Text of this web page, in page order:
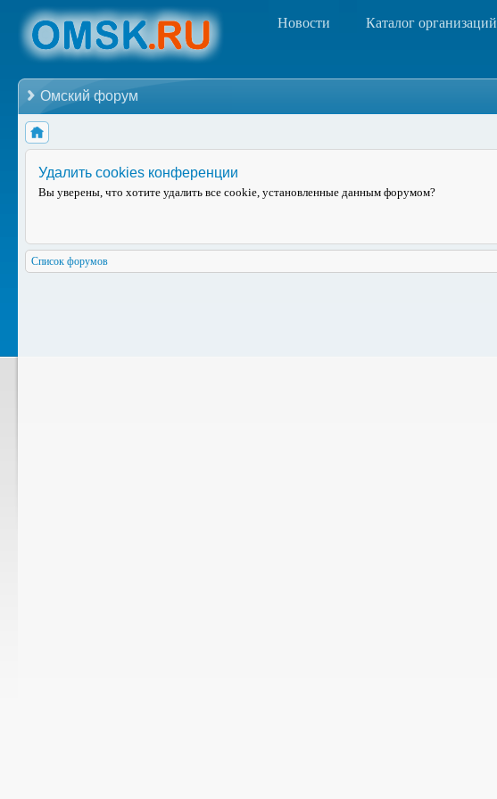
Новости Каталог организаций
Омский форум
Удалить cookies конференции
Вы уверены, что хотите удалить все cookie, установленные данным форумом?
Список форумов